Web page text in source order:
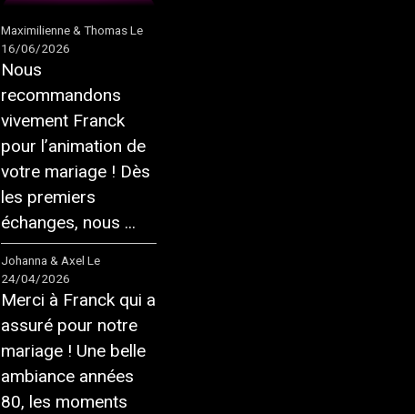
Maximilienne & Thomas Le
16/06/2026
Nous
recommandons
vivement Franck
pour l’animation de
votre mariage ! Dès
les premiers
échanges, nous ...
Johanna & Axel Le
24/04/2026
Merci à Franck qui a
assuré pour notre
mariage ! Une belle
ambiance années
80, les moments